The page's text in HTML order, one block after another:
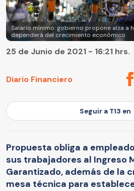
Salario mínimo: gobierno propone alza a
dependerá del crecimiento económico
Diario Financiero
25 de Junio de 2021 - 16:21 hrs.
Seguir a T13 en
Propuesta obliga a
sus trabajadores al Ingreso
Garantizado, además de la
mesa técnica para